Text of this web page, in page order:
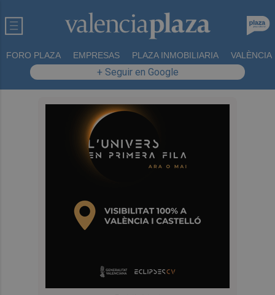
FORO PLAZA EMPRESAS PLAZA INMOBILIARIA VALÈNCIA
+ Seguir en Google